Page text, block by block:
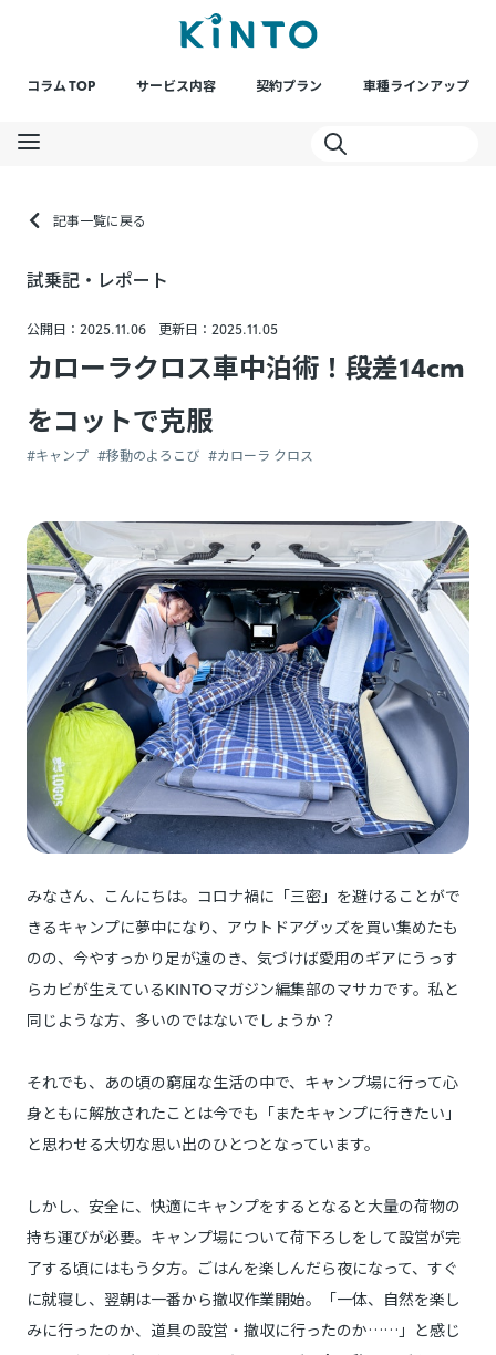
コラム TOP サービス内容 契約プラン 車種ラインアップ
記事一覧に戻る
試乗記・レポート
公開日：2025.11.06 更新日：2025.11.05
カローラクロス車中泊術！段差14cm
をコットで克服
#キャンプ #移動のよろこび #カローラ クロス
みなさん、こんにちは。コロナ禍に「三密」を避けることがで
きるキャンプに夢中になり、アウトドアグッズを買い集めたも
のの、今やすっかり足が遠のき、気づけば愛用のギアにうっす
らカビが生えているKINTOマガジン編集部のマサカです。私と
同じような方、多いのではないでしょうか？
それでも、あの頃の窮屈な生活の中で、キャンプ場に行って心
身ともに解放されたことは今でも「またキャンプに行きたい」
と思わせる大切な思い出のひとつとなっています。
しかし、安全に、快適にキャンプをするとなると大量の荷物の
持ち運びが必要。キャンプ場について荷下ろしをして設営が完
了する頃にはもう夕方。ごはんを楽しんだら夜になって、すぐ
に就寝し、翌朝は一番から撤収作業開始。「一体、自然を楽し
みに行ったのか、道具の設営・撤収に行ったのか……」と感じ